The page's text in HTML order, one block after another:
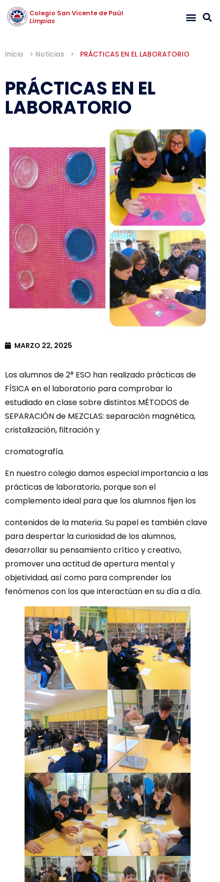
Colegio San Vicente de Paúl
Limpias
Inicio > Noticias > PRÁCTICAS EN EL LABORATORIO
PRÁCTICAS EN EL
LABORATORIO
MARZO 22, 2025
Los alumnos de 2° ESO han realizado prácticas de
FÍSICA en el laboratorio para comprobar lo
estudiado en clase sobre distintos MÉTODOS de
SEPARACIÓN de MEZCLAS: separación magnética,
cristalización, filtración y
cromatografía.
En nuestro colegio damos especial importancia a las
prácticas de laboratorio, porque son el
complemento ideal para que los alumnos fijen los
contenidos de la materia. Su papel es también clave
para despertar la curiosidad de los alumnos,
desarrollar su pensamiento crítico y creativo,
promover una actitud de apertura mental y
objetividad, así como para comprender los
fenómenos con los que interactúan en su día a día.